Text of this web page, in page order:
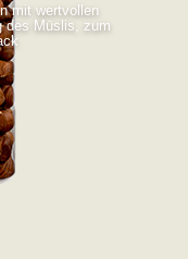
mit wertvollen
des Müslis, zum